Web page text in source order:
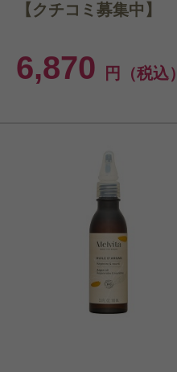
6,870 円（税込）
【クチコミ募集中】